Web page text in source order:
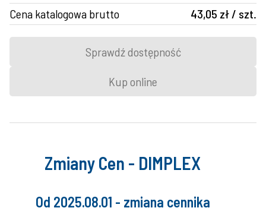
Cena katalogowa brutto
43,05 zł / szt.
Sprawdź dostępność
Kup online
Zmiany Cen - DIMPLEX
Od 2025.08.01 - zmiana cennika